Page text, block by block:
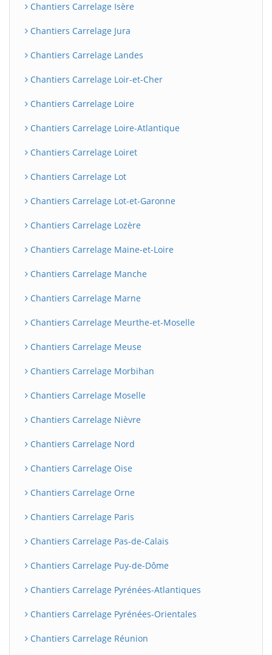
Chantiers Carrelage Isère
Chantiers Carrelage Jura
Chantiers Carrelage Landes
Chantiers Carrelage Loir-et-Cher
Chantiers Carrelage Loire
Chantiers Carrelage Loire-Atlantique
Chantiers Carrelage Loiret
Chantiers Carrelage Lot
Chantiers Carrelage Lot-et-Garonne
Chantiers Carrelage Lozère
Chantiers Carrelage Maine-et-Loire
Chantiers Carrelage Manche
Chantiers Carrelage Marne
Chantiers Carrelage Meurthe-et-Moselle
Chantiers Carrelage Meuse
Chantiers Carrelage Morbihan
Chantiers Carrelage Moselle
Chantiers Carrelage Nièvre
Chantiers Carrelage Nord
Chantiers Carrelage Oise
Chantiers Carrelage Orne
Chantiers Carrelage Paris
Chantiers Carrelage Pas-de-Calais
Chantiers Carrelage Puy-de-Dôme
Chantiers Carrelage Pyrénées-Atlantiques
Chantiers Carrelage Pyrénées-Orientales
Chantiers Carrelage Réunion